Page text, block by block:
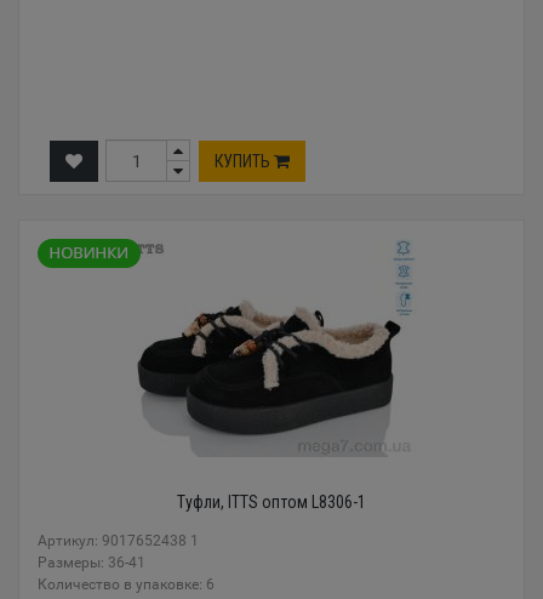
КУПИТЬ
Туфли, ITTS оптом L8306-1
Артикул: 9017652438 1
Размеры: 36-41
Количество в упаковке: 6